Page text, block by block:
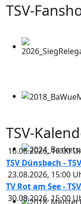
TSV-
TSV-
16.08.2026,16:00
TSV Dünsbach -
23.08.2026, 15:00
TV Rot am See -
30.08.2026, 15:00